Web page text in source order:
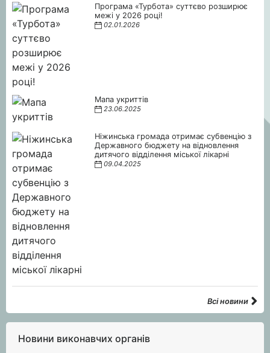
Програма «Турбота» суттєво розширює
межі у 2026 році!
02.01.2026
Мапа укриттів
23.06.2025
Ніжинська громада отримає субвенцію з
Державного бюджету на відновлення
дитячого відділення міської лікарні
09.04.2025
Всі новини
Новини виконавчих органів